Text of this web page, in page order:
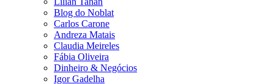
Blog do Noblat
Carlos Carone
Andreza Matais
Claudia Meireles
Fábia Oliveira
Dinheiro & Negócios
Igor Gadelha